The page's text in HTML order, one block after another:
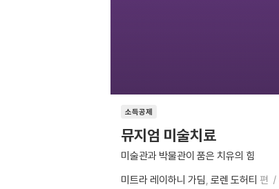
소득공제
뮤지엄 미술치료
미술관과 박물관이 품은 치유의 힘
미트라 레이하니 가딤 로렌 도허티 편